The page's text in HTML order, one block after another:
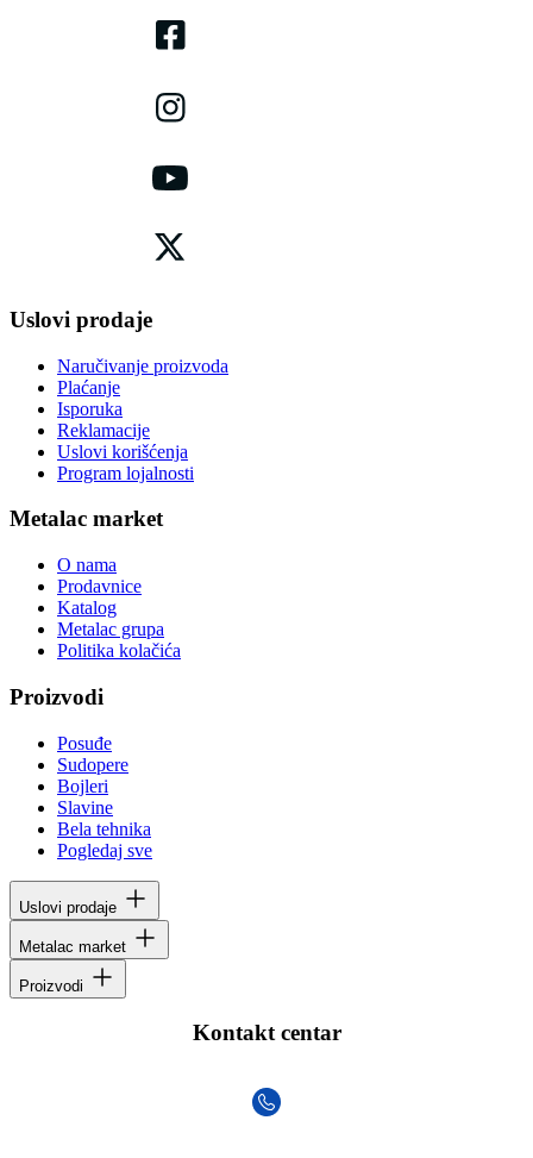
Uslovi prodaje
Naručivanje proizvoda
Plaćanje
Isporuka
Reklamacije
Uslovi korišćenja
Program lojalnosti
Metalac market
O nama
Prodavnice
Katalog
Metalac grupa
Politika kolačića
Proizvodi
Posuđe
Sudopere
Bojleri
Slavine
Bela tehnika
Pogledaj sve
Uslovi prodaje
Metalac market
Proizvodi
Kontakt centar